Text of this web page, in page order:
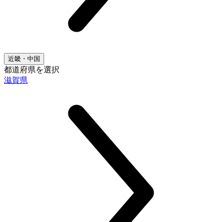
近畿・中国
都道府県を選択
滋賀県